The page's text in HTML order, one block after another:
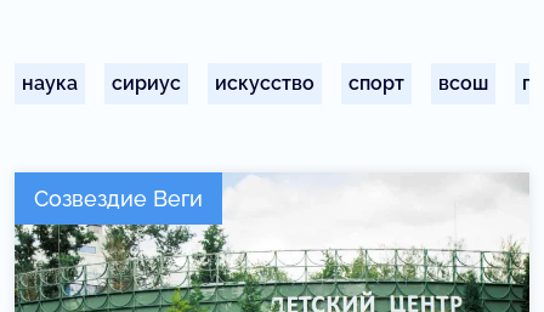
наука сириус искусство спорт всош
Созвездие Веги